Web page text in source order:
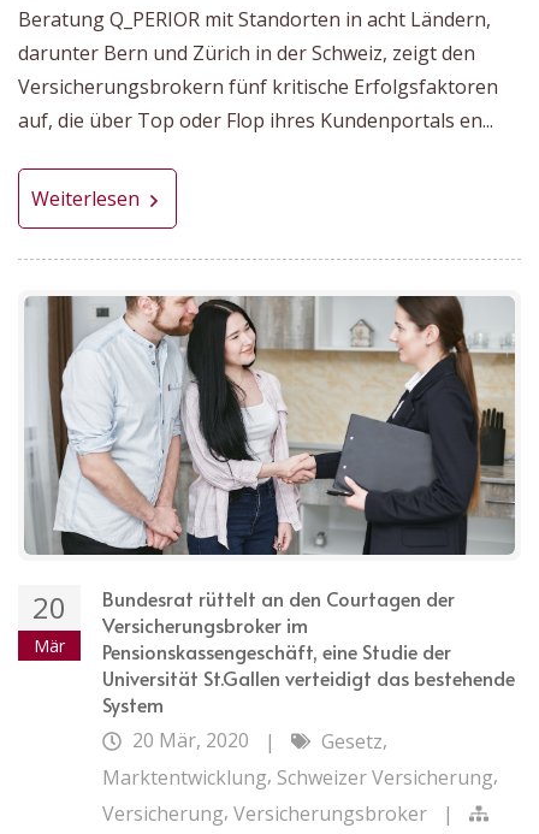
Beratung Q_PERIOR mit Standorten in acht Ländern,
darunter Bern und Zürich in der Schweiz, zeigt den
Versicherungsbrokern fünf kritische Erfolgsfaktoren
auf, die über Top oder Flop ihres Kundenportals en...
Weiterlesen
20
Mär
Bundesrat rüttelt an den Courtagen der
Versicherungsbroker im
Pensionskassengeschäft, eine Studie der
Universität St.Gallen verteidigt das bestehende
System
20 Mär, 2020
| Gesetz,
Marktentwicklung, Schweizer Versicherung,
Versicherung, Versicherungsbroker
|